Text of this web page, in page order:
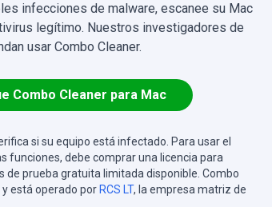
infecciones de malware, escanee su Mac
legítimo. Nuestros investigadores de
usar Combo Cleaner.
Combo Cleaner para Mac
si su equipo está infectado. Para usar el
funciones, debe comprar una licencia para
de prueba gratuita limitada disponible. Combo
está operado por RCS LT, la empresa matriz de